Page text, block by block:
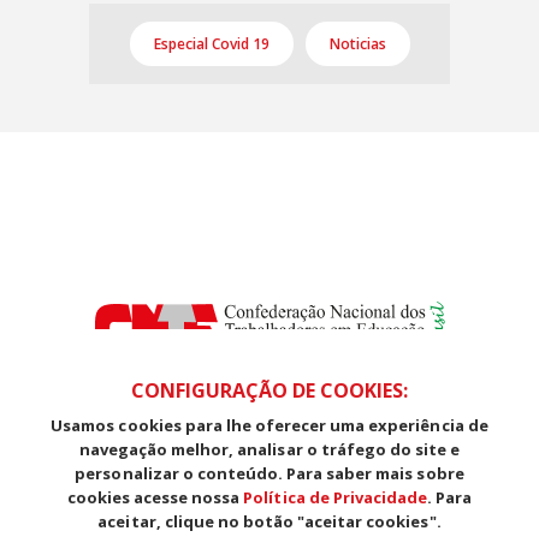
Especial Covid 19 Noticias
SDS, Edifício Venâncio III, Salas 101/106
CEP: 70393-902 - Brasília - DF
Telefone (61) 3225-1003 - E-mail cnte@cnte.org.br
CONFIGURAÇÃO DE COOKIES:
Usamos cookies para lhe oferecer uma experiência de
navegação melhor, analisar o tráfego do site e
personalizar o conteúdo. Para saber mais sobre
cookies acesse nossa Política de Privacidade. Para
aceitar, clique no botão "aceitar cookies".